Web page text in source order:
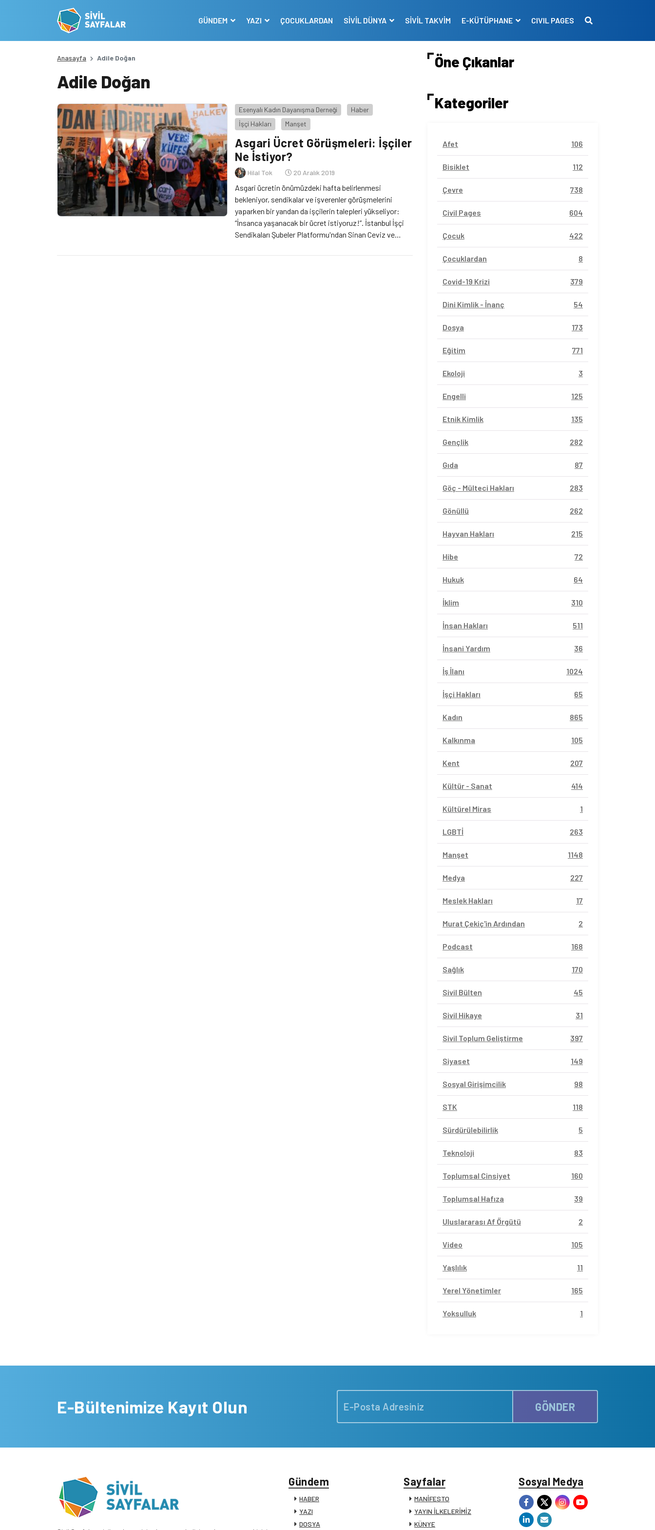
GÜNDEM YAZI ÇOCUKLARDAN SİVİL DÜNYA SİVİL TAKVİM E-KÜTÜPHANE CIVIL PAGES
Anasayfa Adile Doğan
Adile Doğan
Esenyalı Kadın Dayanışma Derneği
Haber
İşçi Hakları
Manşet
Asgari Ücret Görüşmeleri: İşçiler
Ne İstiyor?
Hilal Tok 20 Aralık 2019
Asgari ücretin önümüzdeki hafta belirlenmesi
bekleniyor, sendikalar ve işverenler görüşmelerini
yaparken bir yandan da işçilerin talepleri yükseliyor:
“İnsanca yaşanacak bir ücret istiyoruz!”. İstanbul İşçi
Sendikaları Şubeler Platformu'ndan Sinan Ceviz ve
görüştük.
Öne Çıkanlar
Kategoriler
Afet 106
Bisiklet 112
Çevre 738
Civil Pages 604
Çocuk 422
Çocuklardan 8
Covid-19 Krizi 379
Dini Kimlik - İnanç 54
Dosya 173
Eğitim 771
Ekoloji 3
Engelli 125
Etnik Kimlik 135
Gençlik 282
Gıda 87
Göç - Mülteci Hakları 283
Gönüllü 262
Hayvan Hakları 215
Hibe 72
Hukuk 64
İklim 310
İnsan Hakları 511
İnsani Yardım 36
İş İlanı 1024
İşçi Hakları 65
Kadın 865
Kalkınma 105
Kent 207
Kültür - Sanat 414
Kültürel Miras 1
LGBTİ 263
Manşet 1148
Medya 227
Meslek Hakları 17
Murat Çekiç'in Ardından 2
Podcast 168
Sağlık 170
Sivil Bülten 45
Sivil Hikaye 31
Sivil Toplum Geliştirme 397
Siyaset 149
Sosyal Girişimcilik 98
STK 118
Sürdürülebilirlik 5
Teknoloji 83
Toplumsal Cinsiyet 160
Toplumsal Hafıza 39
Uluslararası Af Örgütü 2
Video 105
Yaşlılık 11
Yerel Yönetimler 165
Yoksulluk 1
E-Bültenimize Kayıt Olun GÖNDER
Gündem
HABER
YAZI
DOSYA
Sayfalar
MANİFESTO
YAYIN İLKELERİMİZ
KÜNYE
Sosyal Medya